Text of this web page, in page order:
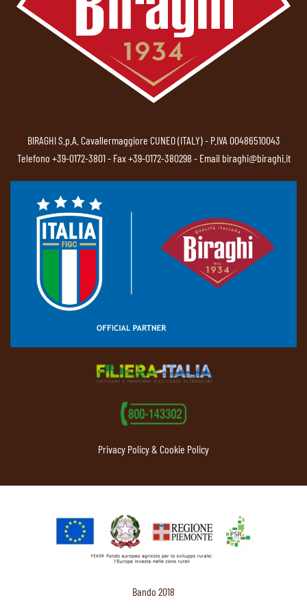
BIRAGHI S.p.A. Cavallermaggiore CUNEO (ITALY) - P.IVA 00486510043
Telefono +39-0172-3801- Fax +39-0172-380298 - Email biraghi@biraghi.it
Privacy Policy & Cookie Policy
Bando 2018